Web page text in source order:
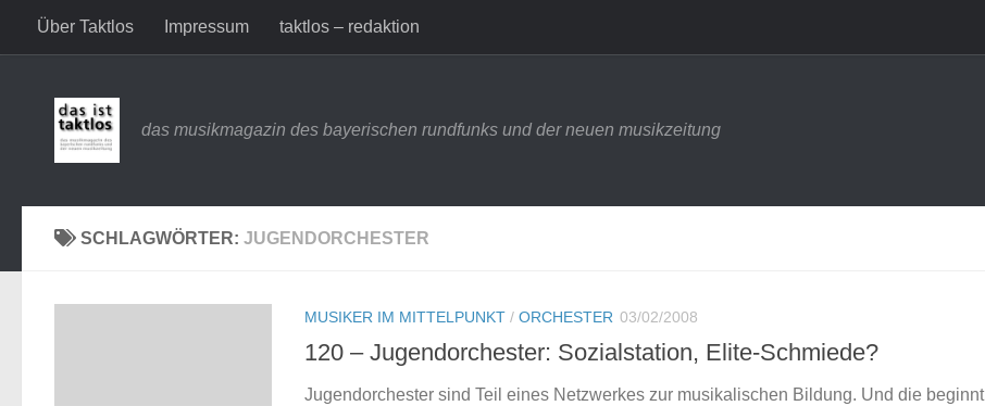
Zum Inhalt springen
Über Taktlos Impressum taktlos – redaktion
das musikmagazin des bayerischen rundfunks und der neuen musikzeitung
SCHLAGWÖRTER: JUGENDORCHESTER
MUSIKER IM MITTELPUNKT / ORCHESTER 03/02/2008
120 – Jugendorchester: Sozialstation, Elite-Schmiede?
Jugendorchester sind Teil eines Netzwerkes zur musikalischen Bildung. Und die beginnt